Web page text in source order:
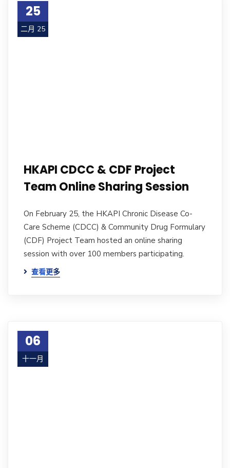
25
二月 25
HKAPI CDCC & CDF Project
Team Online Sharing Session
On February 25, the HKAPI Chronic Disease Co-
Care Scheme (CDCC) & Community Drug Formulary
(CDF) Project Team hosted an online sharing
session with over 100 members participating.
查看更多
06
十一月